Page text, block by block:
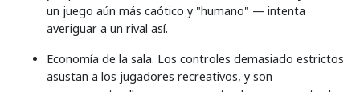
un juego aún más caótico y "humano" — intenta
averiguar a un rival así.
Economía de la sala. Los controles demasiado estrictos
asustan a los jugadores recreativos, y son